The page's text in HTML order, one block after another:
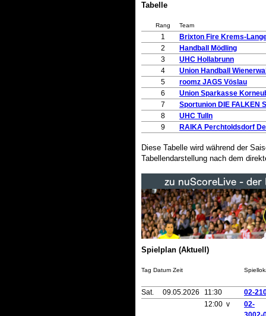
Tabelle
Rang Team
1
Brixton Fire Krems-
2
Handball Mödling
3
UHC Hollabrunn
4
Union Handball
5
roomz JAGS Vöslau
6
Union Sparkasse
7
Sportunion DIE FALKEN
8
UHC Tulln
9
RAIKA Perchtoldsdorf
Diese Tabelle wird während der
Tabellendarstellung nach dem
Spielplan (Aktuell)
Tag Datum Zeit
Sat. 09.05.2026 11:30
02-
12:00 v
02-